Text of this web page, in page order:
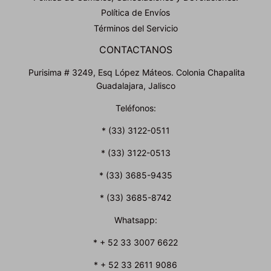
Política de Envíos
Términos del Servicio
CONTACTANOS
Purisima # 3249, Esq López Máteos. Colonia Chapalita
Guadalajara, Jalisco
Teléfonos:
* (33) 3122-0511
* (33) 3122-0513
* (33) 3685-9435
* (33) 3685-8742
Whatsapp:
* + 52 33 3007 6622
* + 52 33 2611 9086